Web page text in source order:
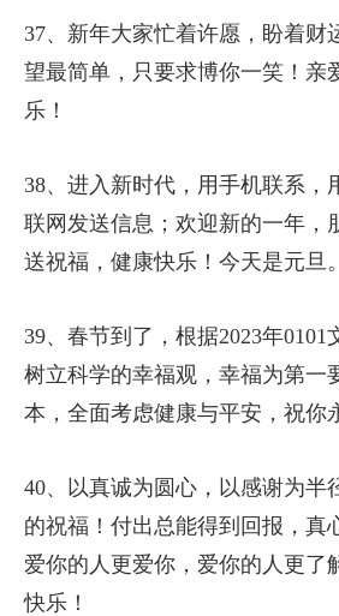
37、新年大家忙着许愿，盼着财
望最简单，只要求博你一笑！亲
乐！
38、进入新时代，用手机联系，
联网发送信息；欢迎新的一年，
送祝福，健康快乐！今天是元旦。
39、春节到了，根据2023年0101
树立科学的幸福观，幸福为第一
本，全面考虑健康与平安，祝你
40、以真诚为圆心，以感谢为半
的祝福！付出总能得到回报，真
爱你的人更爱你，爱你的人更了
快乐！